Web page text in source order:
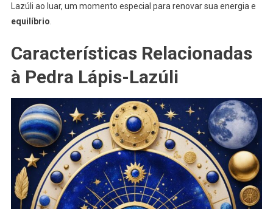
Lazúli ao luar, um momento especial para renovar sua energia e
equilíbrio
Características Relacionadas
à Pedra Lápis-Lazúli